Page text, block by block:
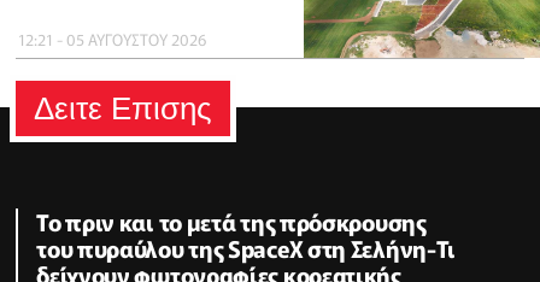
12:21 - 05 ΑΥΓΟΥΣΤΟΥ 2026
Δειτε Επισης
Το πριν και το μετά της πρόσκρουσης
του πυραύλου της SpaceX στη Σελήνη-Τι
δείχνουν φωτογραφίες κορεατικής